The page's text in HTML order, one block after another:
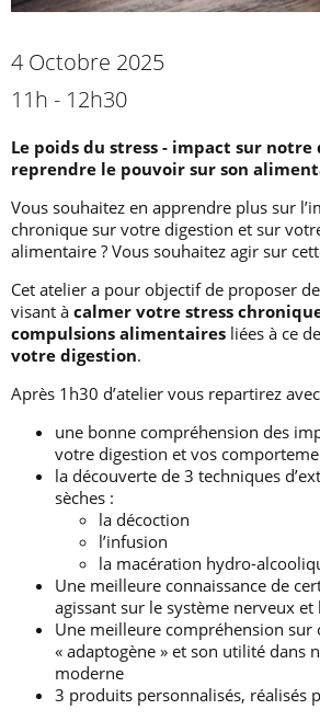
4 Octobre 2025
11h - 12h30
Le poids du stress - impact sur notre
reprendre le pouvoir sur son
Vous souhaitez en apprendre plus sur
chronique sur votre digestion et sur
alimentaire ? Vous souhaitez agir sur
Cet atelier a pour objectif de proposer
visant à calmer votre stress
compulsions alimentaires liées à ce
votre digestion.
Après 1h30 d’atelier vous repartirez
une bonne compréhension des
votre digestion et vos
la découverte de 3 techniques
sèches :
la décoction
l’infusion
la macération hydro-
Une meilleure connaissance de
agissant sur le système nerveux
Une meilleure compréhension sur
« adaptogène » et son utilité dans
moderne
3 produits personnalisés, réalisés